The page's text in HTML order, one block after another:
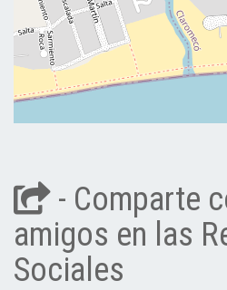
- Comparte
amigos en las
Sociales